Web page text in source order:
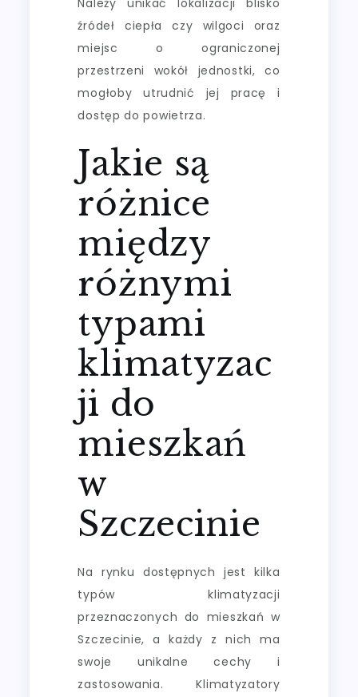
źródeł ciepła czy wilgoci oraz
miejsc o ograniczonej
przestrzeni wokół jednostki, co
mogłoby utrudnić jej pracę i
dostęp do powietrza.
Jakie są
różnice
między
różnymi
typami
klimatyzac
ji do
mieszkań
w
Szczecinie
Na rynku dostępnych jest kilka
typów klimatyzacji
przeznaczonych do mieszkań w
Szczecinie, a każdy z nich ma
swoje unikalne cechy i
zastosowania. Klimatyzatory